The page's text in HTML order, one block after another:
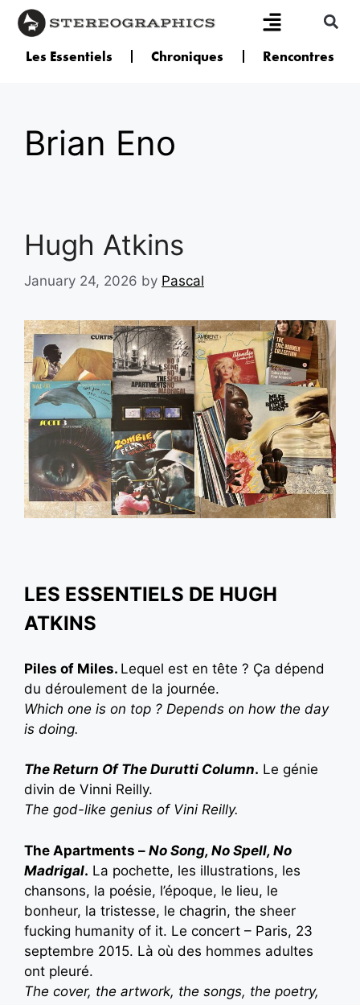
Les Essentiels Chroniques Rencontres
Brian Eno
Hugh Atkins
January 24, 2026 by Pascal
LES ESSENTIELS DE HUGH
ATKINS
Piles of Miles. Lequel est en tête ? Ça dépend
du déroulement de la journée.
Which one is on top ? Depends on how the day
is doing.
The Return Of The Durutti Column. Le génie
divin de Vinni Reilly.
The god-like genius of Vini Reilly.
The Apartments – No Song, No Spell, No
Madrigal. La pochette, les illustrations, les
chansons, la poésie, l’époque, le lieu, le
bonheur, la tristesse, le chagrin, the sheer
fucking humanity of it. Le concert – Paris, 23
septembre 2015. Là où des hommes adultes
ont pleuré.
The cover, the artwork, the songs, the poetry,